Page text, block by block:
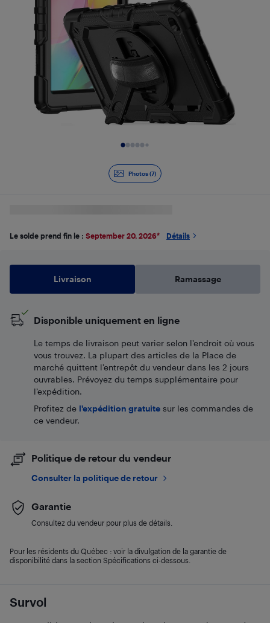
Photos (7)
Survol
Le solde prend fin le : September 20, 2026* Détails
Livraison Ramassage
Disponible uniquement en ligne
Le temps de livraison peut varier selon l'endroit où vous
vous trouvez. La plupart des articles de la Place de
marché quittent l’entrepôt du vendeur dans les 2 jours
ouvrables. Prévoyez du temps supplémentaire pour
l’expédition.
Profitez de l'expédition gratuite sur les commandes de
ce vendeur.
Politique de retour du vendeur
Consulter la politique de retour
Garantie
Consultez du vendeur pour plus de détails.
Pour les résidents du Québec : voir la divulgation de la garantie de
disponibilité dans la section Spécifications ci-dessous.